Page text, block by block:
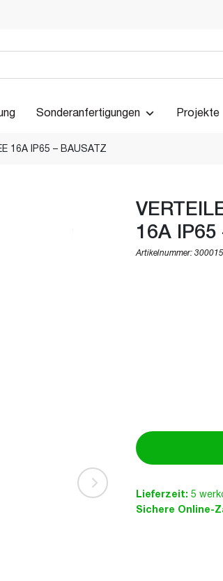
Sonderanfertigungen Projekte
16A IP65 – BAUSATZ
16A
Artikelnummer:300015
Lieferzeit: 5
Sichere Online-